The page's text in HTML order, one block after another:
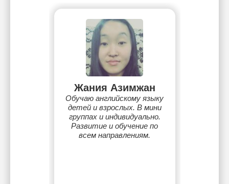
Жания Азимжан
Обучаю английскому языку
детей и взрослых. В мини
группах и индивидуально.
Развитие и обучение по
всем направлениям.